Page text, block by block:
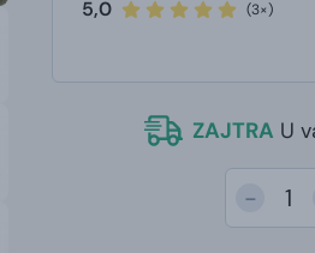
5,0 (3×)
ZAJTRA U
-